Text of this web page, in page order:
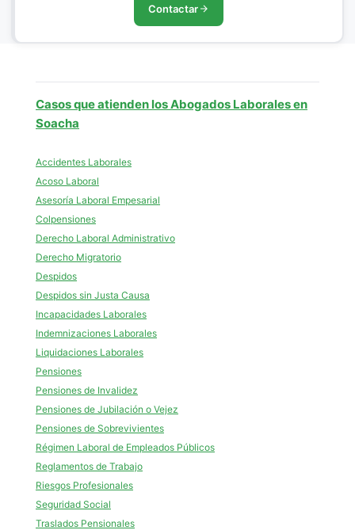
Contactar
Casos que atienden los Abogados Laborales en
Soacha
Accidentes Laborales
Acoso Laboral
Asesoría Laboral Empesarial
Colpensiones
Derecho Laboral Administrativo
Derecho Migratorio
Despidos
Despidos sin Justa Causa
Incapacidades Laborales
Indemnizaciones Laborales
Liquidaciones Laborales
Pensiones
Pensiones de Invalidez
Pensiones de Jubilación o Vejez
Pensiones de Sobrevivientes
Régimen Laboral de Empleados Públicos
Reglamentos de Trabajo
Riesgos Profesionales
Seguridad Social
Traslados Pensionales